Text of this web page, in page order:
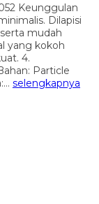
Keunggulan
Dilapisi
mudah
yang kokoh
4.
Particle
selengkapnya